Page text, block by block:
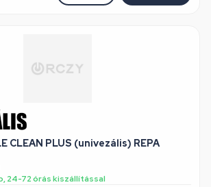
CLEAN PLUS (univezális) REPA
24-72 órás kiszállítással